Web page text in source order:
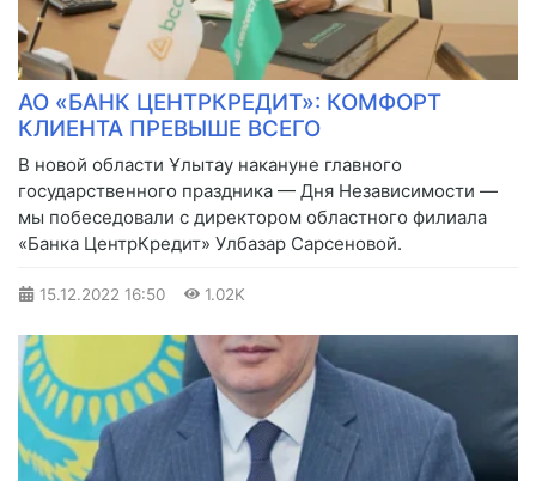
АО «БАНК ЦЕНТРКРЕДИТ»: КОМФОРТ
КЛИЕНТА ПРЕВЫШЕ ВСЕГО
В новой области Ұлытау накануне главного
государственного праздника — Дня Независимости —
мы побеседовали с директором областного филиала
«Банка ЦентрКредит» Улбазар Сарсеновой.
15.12.2022 16:50 1.02K